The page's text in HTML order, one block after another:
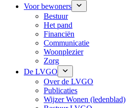
Voor bewoners
Bestuur
Het pand
Financiën
Communicatie
Woonplezier
Zorg
De LVGO
Over de LVGO
Publicaties
Wijzer Wonen (ledenblad)